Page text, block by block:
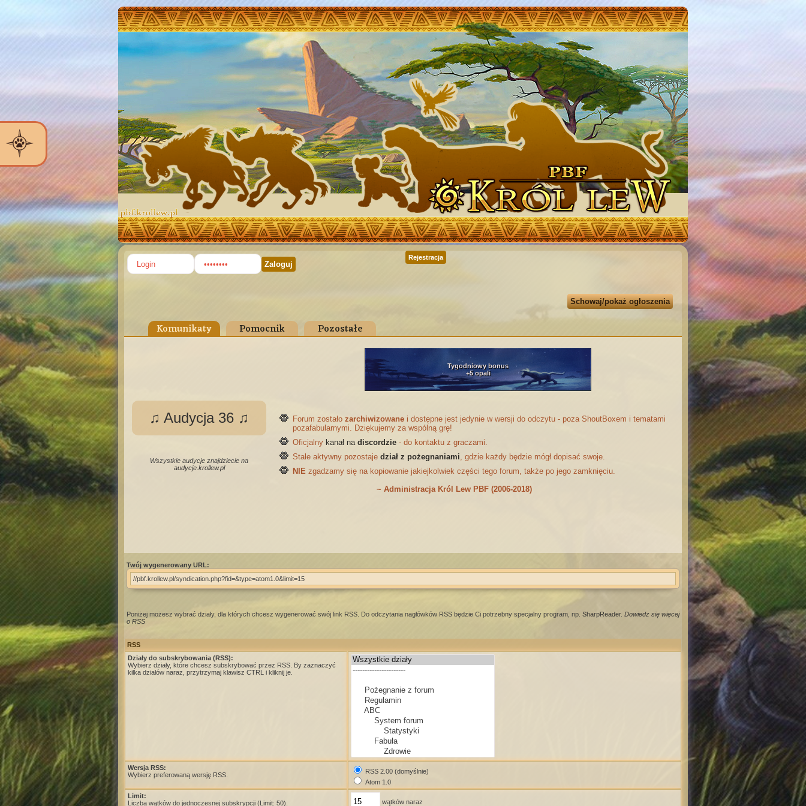
Rejestracja
Schowaj/pokaż ogłoszenia
Komunikaty Pomocnik Pozostałe
♫ Audycja 36 ♫
Wszystkie audycje znajdziecie na
audycje.krollew.pl
Tygodniowy bonus
+5 opali
Forum zostało zarchiwizowane i dostępne jest jedynie w wersji do odczytu - poza ShoutBoxem i tematami
pozafabularnymi. Dziękujemy za wspólną grę!
Oficjalny kanał na discordzie - do kontaktu z graczami.
Stale aktywny pozostaje dział z pożegnaniami, gdzie każdy będzie mógł dopisać swoje.
NIE zgadzamy się na kopiowanie jakiejkolwiek części tego forum, także po jego zamknięciu.
~ Administracja Król Lew PBF (2006-2018)
Twój wygenerowany URL:
//pbf.krollew.pl/syndication.php?fid=&type=atom1.0&limit=15
Poniżej możesz wybrać działy, dla których chcesz wygenerować swój link RSS. Do odczytania nagłówków RSS będzie Ci potrzebny specjalny program, np. SharpReader. Dowiedz się więcej
o RSS
RSS
Działy do subskrybowania (RSS):
Wybierz działy, które chcesz subskrybować przez RSS. By zaznaczyć
kilka działów naraz, przytrzymaj klawisz CTRL i kliknij je.
Wersja RSS:
Wybierz preferowaną wersję RSS.
RSS 2.00 (domyślnie)
Atom 1.0
Limit:
Liczba wątków do jednoczesnej subskrypcji (Limit: 50).
wątków naraz